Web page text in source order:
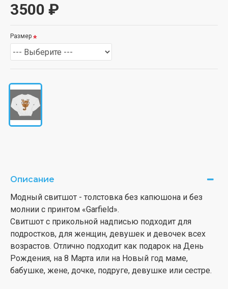
3500 ₽
Размер
Описание
Модный свитшот - толстовка без капюшона и без
молнии с принтом «Garfield».
Свитшот с прикольной надписью подходит для
подростков, для женщин, девушек и девочек всех
возрастов. Отлично подходит как подарок на День
Рождения, на 8 Марта или на Новый год маме,
бабушке, жене, дочке, подруге, девушке или сестре.